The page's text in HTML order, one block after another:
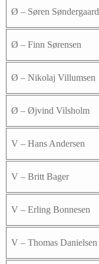
Ø – Søren Søndergaard
Ø – Finn Sørensen
Ø – Nikolaj Villumsen
Ø – Øjvind Vilsholm
V – Hans Andersen
V – Britt Bager
V – Erling Bonnesen
V – Thomas Danielsen